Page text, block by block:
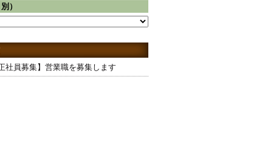
）
正社員募集】営業職を募集します